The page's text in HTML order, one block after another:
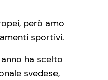
però amo
sportivi.
ha scelto
svedese,